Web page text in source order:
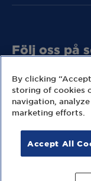
Följ oss på
© 2026 MECA
By clicking
storing of cookies
navigation,
marketing efforts.
Accept All